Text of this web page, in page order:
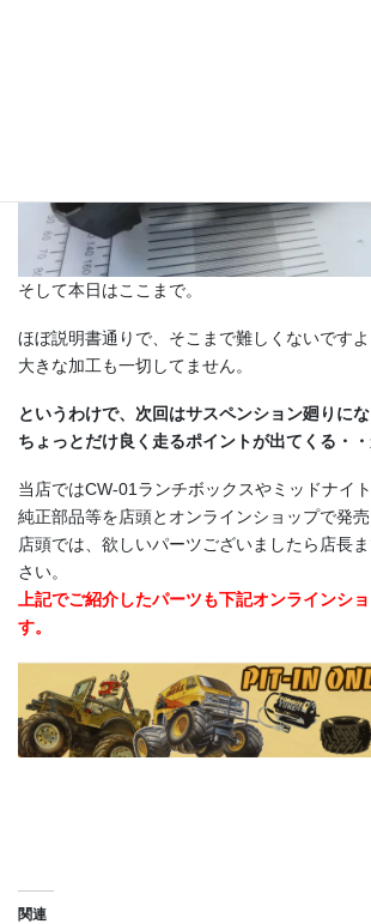
そして本日はここまで。
ほぼ説明書通りで、そこまで難しくないですよ
大きな加工も一切してません。
というわけで、次回はサスペンション廻りにな
ちょっとだけ良く走るポイントが出てくる・
当店ではCW-01ランチボックスやミッドナイ
純正部品等を店頭とオンラインショップで発売
店頭では、欲しいパーツございましたら店長
さい。
上記でご紹介したパーツも下記オンラインシ
す。
関連